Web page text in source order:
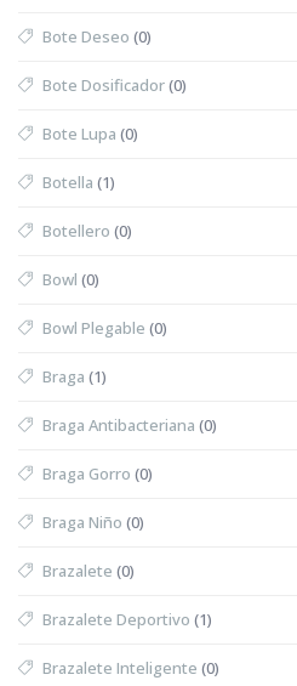
Bote Deseo (0)
Bote Dosificador(0)
Bote Lupa (0)
Botella (1)
Botellero (0)
Bowl (0)
Bowl Plegable (0)
Braga (1)
Braga Antibacteriana (0)
Braga Gorro (0)
Braga Niño (0)
Brazalete (0)
Brazalete Deportivo (1)
Brazalete Inteligente (0)